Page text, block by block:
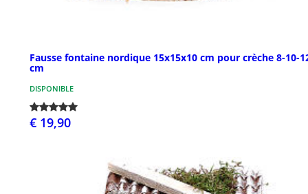
Fausse fontaine nordique 15x15x10 cm pour crèche 8-10-
cm
DISPONIBLE
€ 19,90